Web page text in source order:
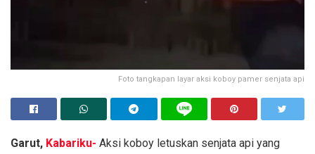
Foto tangkapan layar aksi koboy pamer senjata api
Garut, Kabariku- Aksi koboy letuskan senjata api yang